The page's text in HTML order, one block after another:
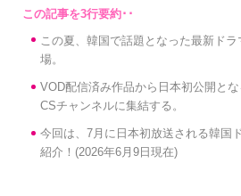
この夏、韓国で話題となった最新ド
場。
VOD配信済み作品から日本初公開と
CSチャンネルに集結する。
今回は、7月に日本初放送される韓国
紹介！(2026年6月9日現在)